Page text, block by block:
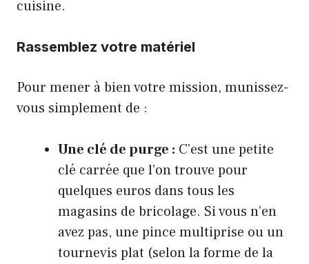
cuisine.
Rassemblez votre matériel
Pour mener à bien votre mission, munissez-
vous simplement de :
Une clé de purge : C’est une petite
clé carrée que l’on trouve pour
quelques euros dans tous les
magasins de bricolage. Si vous n’en
avez pas, une pince multiprise ou un
tournevis plat (selon la forme de la